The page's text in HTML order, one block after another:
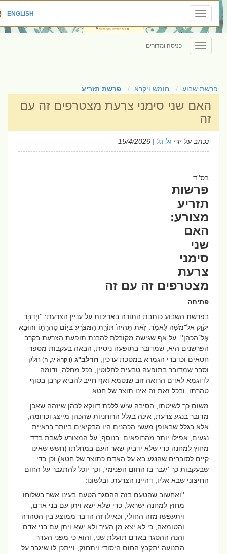
Toggle
navigation
ENGLISH
|
Toggle
navigation
כניסה ומדורים
פרשת שבוע חומש ויקרא פרשת תזריע
האם שני סימני צרעת מצטרפים זה עם
זה
נכתב על ידיגל גל | 15/4/2026
בס''ד
פרשות
תזריע
מצורע:
האם
שני
סימני
צרעת
מצטרפים זה עם זה
פתיחה
בפרשת השבוע כותבת התורה באריכות על עניין הצרעת: ''וַיְדַבֵּ֥ר
יְקֹוָ֖ק אֶל־מֹשֶׁ֥ה לֵּאמֹֽר. זֹ֤את תִּֽהְיֶה֙ תּוֹרַ֣ת הַמְּצֹרָ֔ע בְּי֖וֹם טָהֳרָת֑וֹ וְהוּבָ֖א
אֶל־הַכֹּהֵֽן''. על אף שגישה מקובלת להבנת תופעת הצרעת בקרב
הפרשנים היא, שמדובר בתופעה ניסית, הבאה בעקבות מספר
חטאים וכדברי הגמרא במסכת ערכין,הרלב''ג (ויקרא יג, ה) חלק
וסבר שמדובר בתופעה טבעית לחלוטין, ככל מחלה, ודומה
לדוגמא לאדם הרואה זוב שנטמא ואף חייב להביא קרבן בסוף
טהרתו, ובכל זאת זה אינו תוצר של חטא.
משום כך לשיטתו, הסיבה שיש ללכת דווקא לכהן שיזהה שאכן
מדובר בנגע צרעת, אינה בגלל הרוחניות שהכהן מייצג וכדומה,
אלא בגלל שבאופן מעשי הכהנים היו הבקיאים ביותר בראיית
נגעים, אפילו יותר מהרופאים. בנוסף, על המצורע לשבת בדד
מחוץ למחנה כדי שלא ידביק שאר העם במחלתו (חשש שאינו
קיים לסוברים שהנגע בא על האדם כתוצר של חטא) וכן כדי
שבעקבות כך 'יגבר בו החום הפנימי', וכך יוכל להתגבר על החום
החיצוני שבא אליו, דהיינו הצרעת. ובלשונו:
''ואחשוב שהטעם בזה ההסגר הטעם בעינו אשר בשלוחו
מחוץ למחנה ישראל, כדי שלא ישא ויתן עם בני אדם,
ויתעפשו מזה החולי, וכאילו זה הדבר ממוצע בין הטהרה
והטומאה, כי לא יצא מן העיר ולא ישא ויתן עם בני אדם.
והנה ההסגר באדם תועלת שני, והוא כי מפני העדר
התנועה יתקבץ החום היסודי ויתחזק, וייתכן לו שיגבר על